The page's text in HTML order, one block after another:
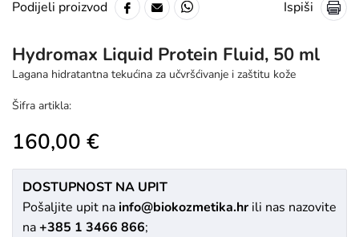
Podijeli proizvod Ispiši
Hydromax Liquid Protein Fluid, 50 ml
Lagana hidratantna tekućina za učvršćivanje i zaštitu kože
Šifra artikla:
160,00 €
DOSTUPNOST NA UPIT
Pošaljite upit nainfo@biokozmetika.hrili nas nazovite
na+385 1 3466 866;